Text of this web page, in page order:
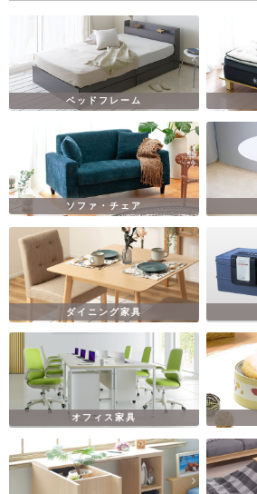
ベッドフレーム
ソファ・チェア
ダイニング家具
オフィス家具